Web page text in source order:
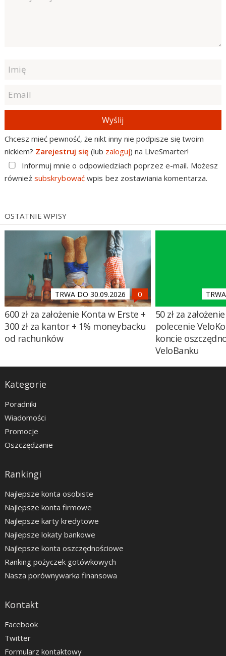
Wyślij
Chcesz mieć pewność, że nikt inny nie podpisze się twoim
nickiem? Zarejestruj się (lub zaloguj) na LiveSmarter!
Informuj mnie o odpowiedziach poprzez e-mail. Możesz
również subskrybowaćwpis bez zostawiania komentarza.
OSTATNIE WPISY
TRWA DO 30.09.2026
600 zł za założenie Konta w Erste +
300 zł za kantor + 1% moneybacku
od rachunków
50 zł za
polecenie
koncie
VeloBanku
Kategorie
Poradniki
Wiadomości
Promocje
Oszczędzanie
Rankingi
Najlepsze konta osobiste
Najlepsze konta firmowe
Najlepsze karty kredytowe
Najlepsze lokaty bankowe
Najlepsze konta oszczędnościowe
Ranking pożyczek gotówkowych
Nasza porównywarka finansowa
Kontakt
Facebook
Twitter
Formularz kontaktowy